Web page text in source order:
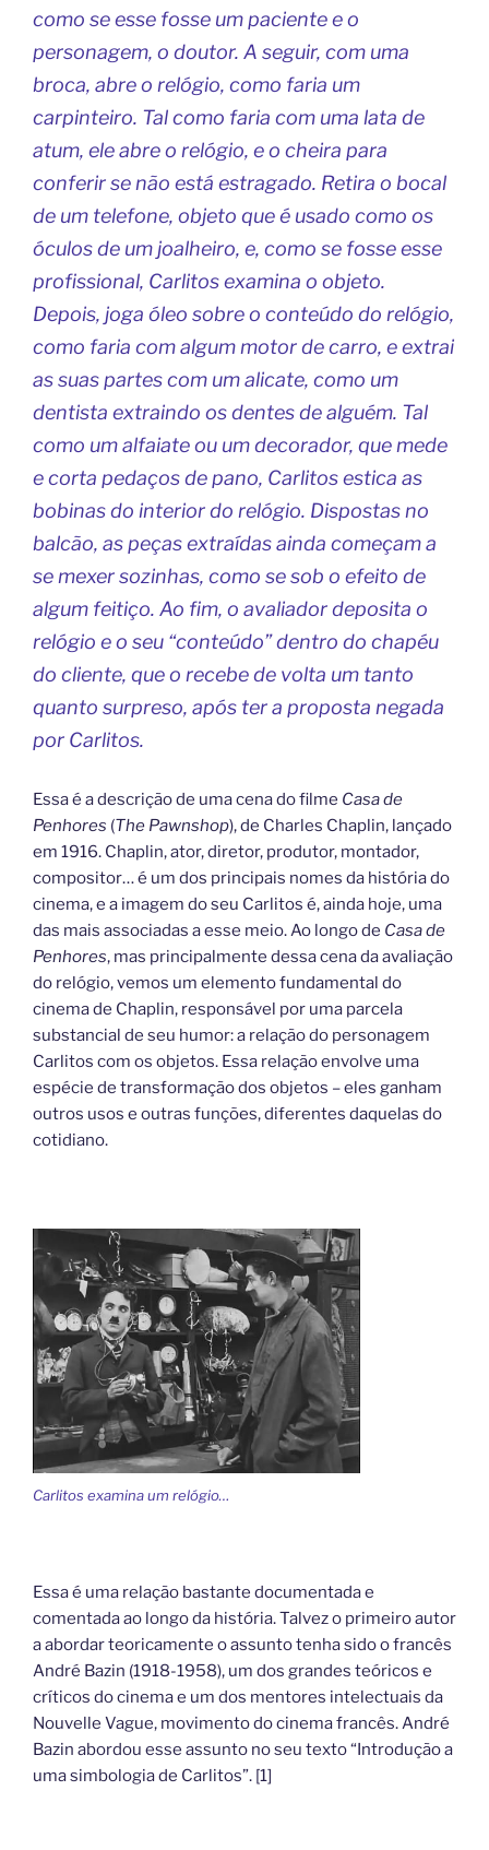
como se esse fosse um paciente e o
personagem, o doutor. A seguir, com uma
broca, abre o relógio, como faria um
carpinteiro. Tal como faria com uma lata de
atum, ele abre o relógio, e o cheira para
conferir se não está estragado. Retira o bocal
de um telefone, objeto que é usado como os
óculos de um joalheiro, e, como se fosse esse
profissional, Carlitos examina o objeto.
Depois, joga óleo sobre o conteúdo do relógio,
como faria com algum motor de carro, e extrai
as suas partes com um alicate, como um
dentista extraindo os dentes de alguém. Tal
como um alfaiate ou um decorador, que mede
e corta pedaços de pano, Carlitos estica as
bobinas do interior do relógio. Dispostas no
balcão, as peças extraídas ainda começam a
se mexer sozinhas, como se sob o efeito de
algum feitiço. Ao fim, o avaliador deposita o
relógio e o seu “conteúdo” dentro do chapéu
do cliente, que o recebe de volta um tanto
quanto surpreso, após ter a proposta negada
por Carlitos.
Essa é a descrição de uma cena do filme Casa de
Penhores (The Pawnshop), de Charles Chaplin, lançado
em 1916. Chaplin, ator, diretor, produtor, montador,
compositor… é um dos principais nomes da história do
cinema, e a imagem do seu Carlitos é, ainda hoje, uma
das mais associadas a esse meio. Ao longo de Casa de
Penhores, mas principalmente dessa cena da avaliação
do relógio, vemos um elemento fundamental do
cinema de Chaplin, responsável por uma parcela
substancial de seu humor: a relação do personagem
Carlitos com os objetos. Essa relação envolve uma
espécie de transformação dos objetos – eles ganham
outros usos e outras funções, diferentes daquelas do
cotidiano.
Carlitos examina um relógio…
Essa é uma relação bastante documentada e
comentada ao longo da história. Talvez o primeiro autor
a abordar teoricamente o assunto tenha sido o francês
André Bazin (1918-1958), um dos grandes teóricos e
críticos do cinema e um dos mentores intelectuais da
Nouvelle Vague, movimento do cinema francês. André
Bazin abordou esse assunto no seu texto “Introdução a
uma simbologia de Carlitos”. [1]